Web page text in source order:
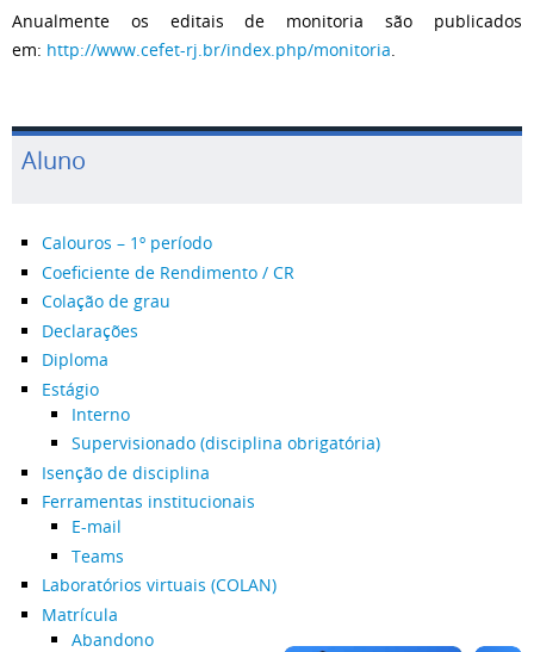
Anualmente os editais de monitoria são publicados
em: http://www.cefet-rj.br/index.php/monitoria.
Aluno
Calouros – 1º período
Coeficiente de Rendimento / CR
Colação de grau
Declarações
Diploma
Estágio
Interno
Supervisionado (disciplina obrigatória)
Isenção de disciplina
Ferramentas institucionais
E-mail
Teams
Laboratórios virtuais (COLAN)
Matrícula
Abandono